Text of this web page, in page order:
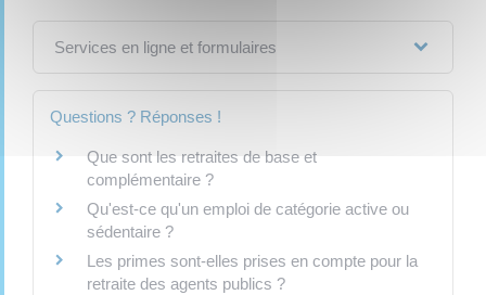
Services en ligne et formulaires
Questions ? Réponses !
Que sont les retraites de base et
complémentaire ?
Qu'est-ce qu'un emploi de catégorie active ou
sédentaire ?
Les primes sont-elles prises en compte pour la
retraite des agents publics ?